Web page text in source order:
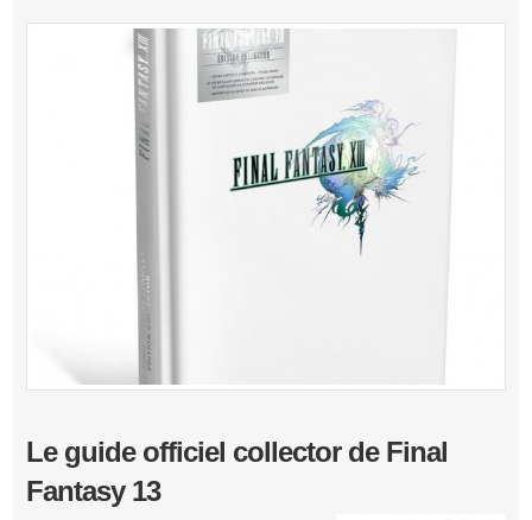
Le guide officiel collector de Final
Fantasy 13